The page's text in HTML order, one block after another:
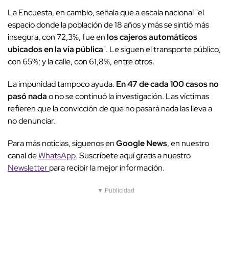
La Encuesta, en cambio, señala que a escala nacional "el
espacio donde la población de 18 años y más se sintió más
insegura, con 72,3%, fue enlos cajeros automáticos
ubicados en la vía pública". Le siguen el transporte público,
con 65%; y la calle, con 61,8%, entre otros.
La impunidad tampoco ayuda. En 47 de cada 100 casos no
pasó nadao no se continuó la investigación. Las víctimas
refieren que la convicción de que no pasará nada las lleva a
no denunciar.
Para más noticias, síguenos enGoogle News, en nuestro
canal deWhatsApp. Suscríbete aquí gratis a nuestro
Newsletterpara recibir la mejor información.
▼ Publicidad